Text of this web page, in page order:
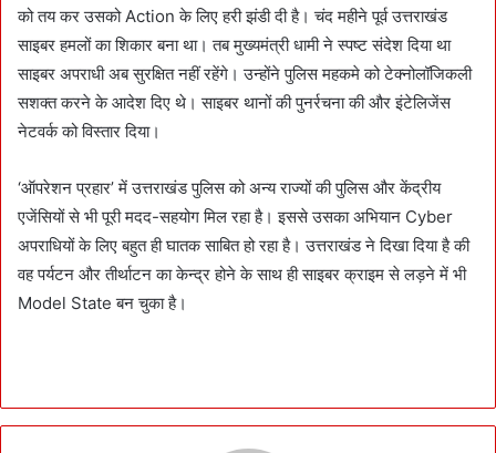
को तय कर उसको Action के लिए हरी झंडी दी है। चंद महीने पूर्व उत्तराखंड
साइबर हमलों का शिकार बना था। तब मुख्यमंत्री धामी ने स्पष्ट संदेश दिया था
साइबर अपराधी अब सुरक्षित नहीं रहेंगे। उन्होंने पुलिस महकमे को टेक्नोलॉजिकली
सशक्त करने के आदेश दिए थे। साइबर थानों की पुनर्रचना की और इंटेलिजेंस
नेटवर्क को विस्तार दिया।
‘ऑपरेशन प्रहार’ में उत्तराखंड पुलिस को अन्य राज्यों की पुलिस और केंद्रीय
एजेंसियों से भी पूरी मदद-सहयोग मिल रहा है। इससे उसका अभियान Cyber
अपराधियों के लिए बहुत ही घातक साबित हो रहा है। उत्तराखंड ने दिखा दिया है की
वह पर्यटन और तीर्थाटन का केन्द्र होने के साथ ही साइबर क्राइम से लड़ने में भी
Model State बन चुका है।